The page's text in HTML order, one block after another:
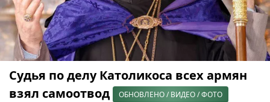
Судья по делу Католикоса всех армян
взял самоотвод
ОБНОВЛЕНО / ВИДЕО / ФОТО